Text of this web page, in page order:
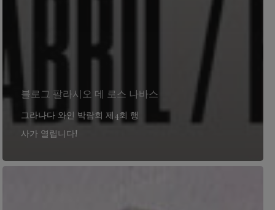
블로그 팔라시오 데 로스 나바스
그라나다 와인 박람회 제4회 행
사가 열립니다!